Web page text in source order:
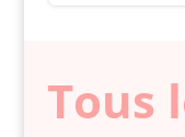
Tous